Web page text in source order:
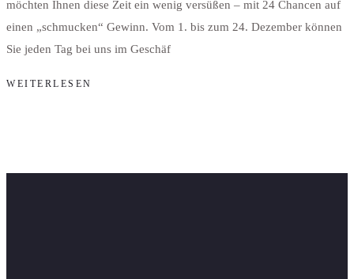
möchten Ihnen diese Zeit ein wenig versüßen – mit 24 Chancen auf
einen „schmucken“ Gewinn. Vom 1. bis zum 24. Dezember können
Sie jeden Tag bei uns im Geschäf
WEITERLESEN